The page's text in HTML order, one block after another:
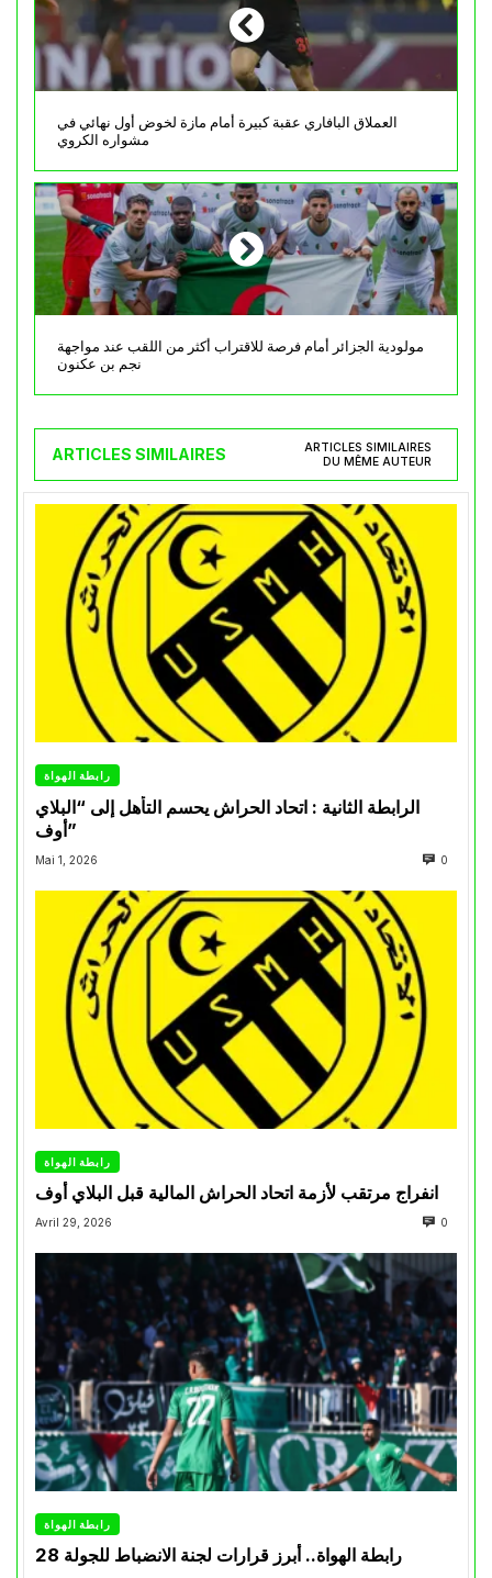
العملاق البافاري عقبة كبيرة أمام مازة لخوض أول نهائي في
مشواره الكروي
مولودية الجزائر أمام فرصة للاقتراب أكثر من اللقب عند مواجهة
نجم بن عكنون
ARTICLES SIMILAIRES
ARTICLES SIMILAIRES
DU MÊME AUTEUR
رابطة الهواة
الرابطة الثانية : اتحاد الحراش يحسم التأهل إلى “البلاي
أوف”
Mai 1, 2026 0
رابطة الهواة
انفراج مرتقب لأزمة اتحاد الحراش المالية قبل البلاي أوف
Avril 29, 2026 0
رابطة الهواة
رابطة الهواة.. أبرز قرارات لجنة الانضباط للجولة 28